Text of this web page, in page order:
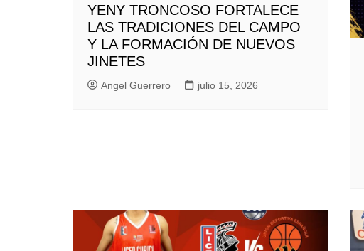
YENY TRONCOSO FORTALECE
LAS TRADICIONES DEL CAMPO
Y LA FORMACIÓN DE NUEVOS
JINETES
Angel Guerrero julio 15, 2026